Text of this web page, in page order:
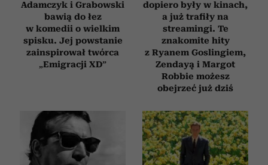
Adamczyk i Grabowski
bawią do łez
w komedii o wielkim
spisku. Jej powstanie
zainspirował twórca
„Emigracji XD”
dopiero były w kinach,
a już trafiły na
streamingi. Te
znakomite hity
z Ryanem Goslingiem,
Zendayą i Margot
Robbie możesz
obejrzeć już dziś